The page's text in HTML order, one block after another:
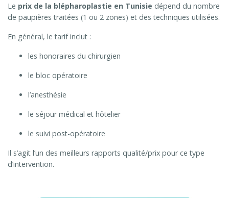
Le prix de la blépharoplastie en Tunisie dépend du nombre
de paupières traitées (1 ou 2 zones) et des techniques utilisées.
En général, le tarif inclut :
les honoraires du chirurgien
le bloc opératoire
l’anesthésie
le séjour médical et hôtelier
le suivi post-opératoire
Il s’agit l’un des meilleurs rapports qualité/prix pour ce type
d’intervention.